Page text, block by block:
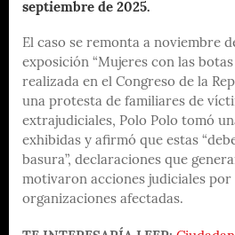
septiembre de 2025.
El caso se remonta a noviembre
exposición “Mujeres con las botas
realizada en el Congreso de la
una protesta de familiares de
extrajudiciales, Polo Polo tomó
exhibidas y afirmó que estas
basura”, declaraciones que
motivaron acciones judiciales por
organizaciones afectadas.